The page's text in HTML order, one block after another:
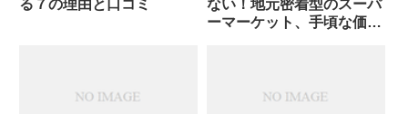
る７の理由と口コミ
ない！地元密着型のスーパ
ーマーケット、手頃な価格